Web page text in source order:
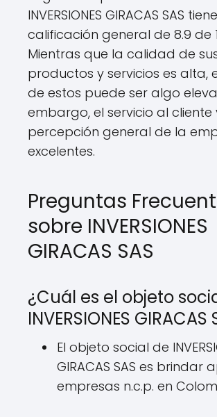
INVERSIONES GIRACAS SAS
calificación general de 8.9 de
Mientras que la calidad de
productos y servicios es alta,
de estos puede ser algo
embargo, el servicio al cliente
percepción general de la
excelentes.
Preguntas
sobre INVERSIONES
GIRACAS SAS
¿Cuál es el objeto
INVERSIONES GIRACAS
El objeto social de
GIRACAS SAS es brindar
empresas n.c.p. en